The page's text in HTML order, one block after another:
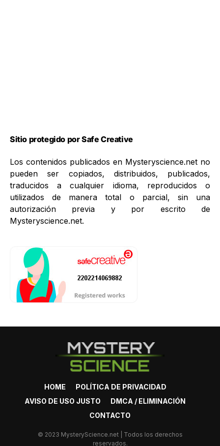
Sitio protegido por Safe Creative
Los contenidos publicados en Mysteryscience.net no
pueden ser copiados, distribuidos, publicados,
traducidos a cualquier idioma, reproducidos o
utilizados de manera total o parcial, sin una
autorización previa y por escrito de
Mysteryscience.net.
HOME
POLÍTICA DE PRIVACIDAD
AVISO DE USO JUSTO
DMCA / ELIMINACIÓN
CONTACTO
© 2023 MysteryScience.net | Todos los derechos
reservados.